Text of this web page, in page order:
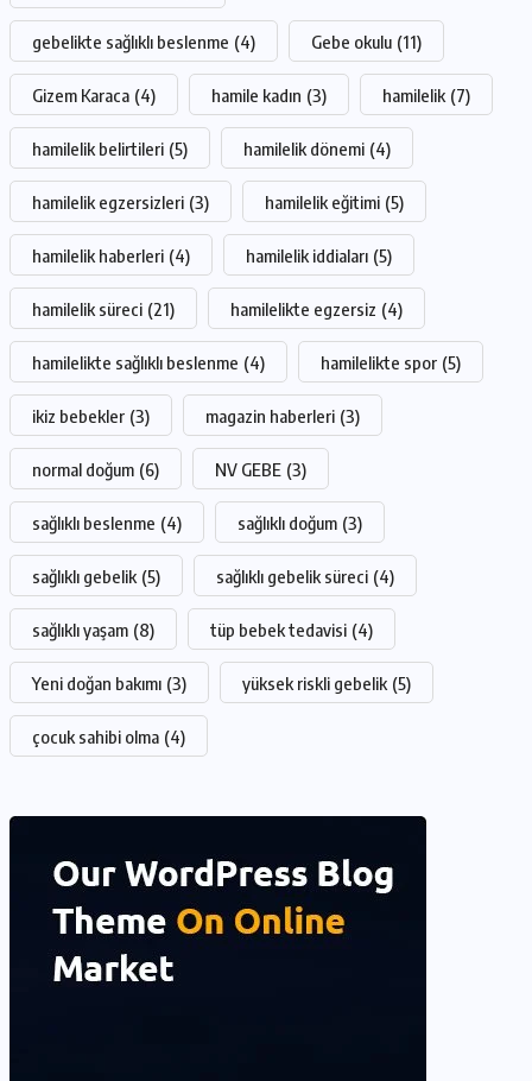
gebelikte sağlıklı beslenme (4) Gebe okulu (11)
Gizem Karaca (4) hamile kadın (3) hamilelik (7)
hamilelik belirtileri (5) hamilelik dönemi (4)
hamilelik egzersizleri (3) hamilelik eğitimi (5)
hamilelik haberleri (4) hamilelik iddiaları (5)
hamilelik süreci (21) hamilelikte egzersiz (4)
hamilelikte sağlıklı beslenme (4) hamilelikte spor (5)
ikiz bebekler (3) magazin haberleri (3)
normal doğum (6) NV GEBE (3)
sağlıklı beslenme (4) sağlıklı doğum (3)
sağlıklı gebelik (5) sağlıklı gebelik süreci (4)
sağlıklı yaşam (8) tüp bebek tedavisi (4)
Yeni doğan bakımı (3) yüksek riskli gebelik (5)
çocuk sahibi olma (4)